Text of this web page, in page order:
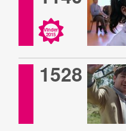
Vinder
2015
1528